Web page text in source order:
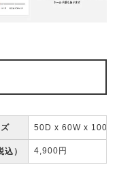
50D x 60W x 100H
） 4,900円